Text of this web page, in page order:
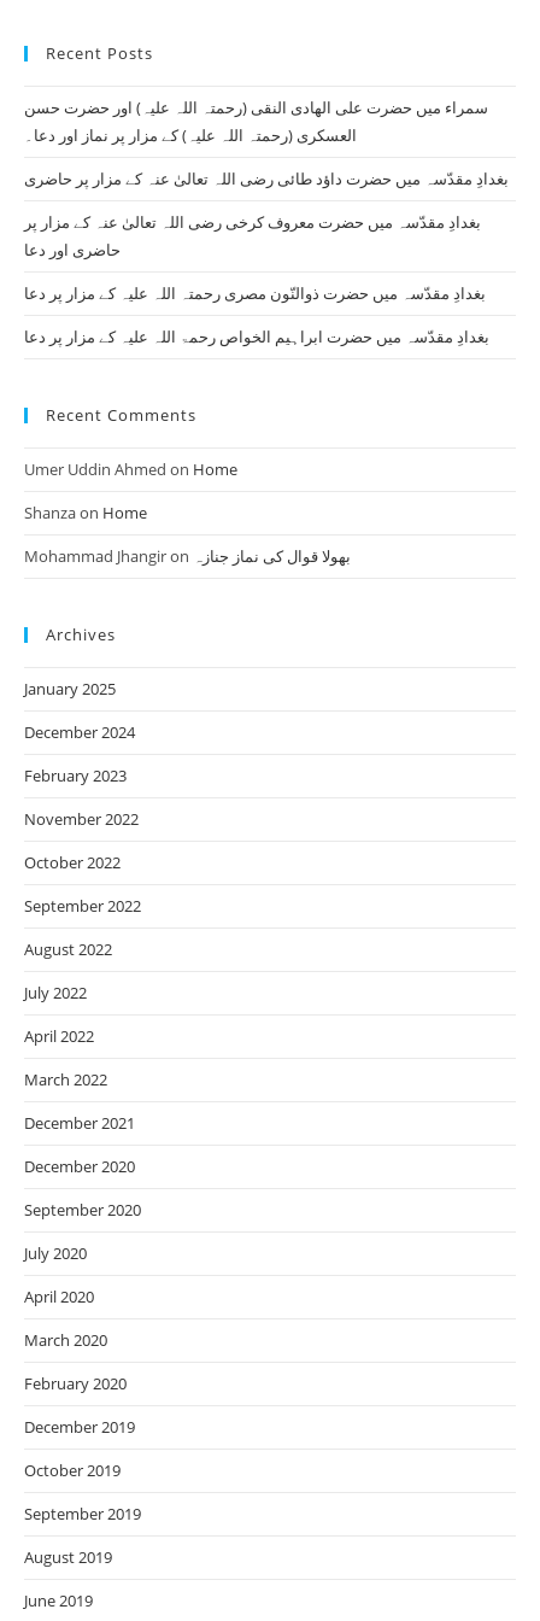
Recent Posts
سمراء میں حضرت علی الھادی النقی (رحمتہ اللہ علیہ) اور حضرت حسن
العسکری (رحمتہ اللہ علیہ) کے مزار پر نماز اور دعا۔
بغدادِ مقدّسہ میں حضرت داؤد طائی رضی اللہ تعالیٰ عنہ کے مزار پر حاضری
بغدادِ مقدّسہ میں حضرت معروف کرخی رضی اللہ تعالیٰ عنہ کے مزار پر
حاضری اور دعا
بغدادِ مقدّسہ میں حضرت ذوالنّون مصری رحمتہ اللہ علیہ کے مزار پر دعا
بغدادِ مقدّسہ میں حضرت ابراہیم الخواص رحمۃ اللہ علیہ کے مزار پر دعا
Recent Comments
Umer Uddin Ahmed on Home
Shanzaon Home
Mohammad Jhangiron بھولا قوال کی نماز جنازہ
Archives
January 2025
December 2024
February 2023
November 2022
October 2022
September 2022
August 2022
July 2022
April 2022
March 2022
December 2021
December 2020
September 2020
July 2020
April 2020
March 2020
February 2020
December 2019
October 2019
September 2019
August 2019
June 2019